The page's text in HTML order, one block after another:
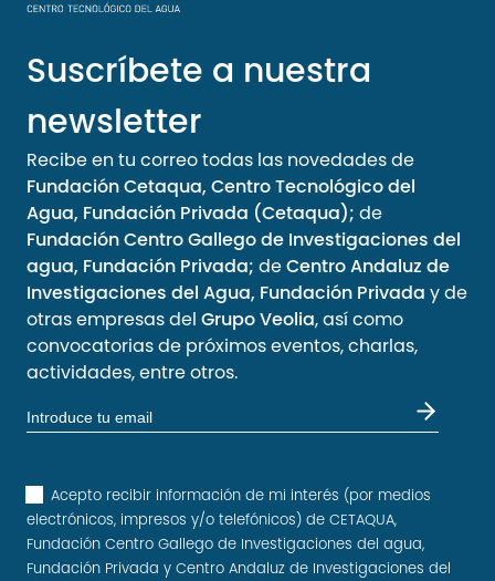
Suscríbete a nuestra
newsletter
Recibe en tu correo todas las novedades de
Fundación Cetaqua, Centro Tecnológico del
Agua, Fundación Privada (Cetaqua); de
Fundación Centro Gallego de Investigaciones del
agua, Fundación Privada; deCentro Andaluz de
Investigaciones del Agua, Fundación Privada y de
otras empresas del Grupo Veolia, así como
convocatorias de próximos eventos, charlas,
actividades, entre otros.
Acepto recibir información de mi interés (por medios
electrónicos, impresos y/o telefónicos) de CETAQUA,
Fundación Centro Gallego de Investigaciones del agua,
Fundación Privada y Centro Andaluz de Investigaciones del